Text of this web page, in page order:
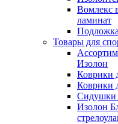
Вомлекс
ламинат
Товары для
Изолон
Коврики
Коврики
Сидушки
Изолон